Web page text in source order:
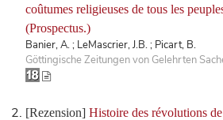
coûtumes religieuses de tous les
(Prospectus.)
Banier, A. ; LeMascrier, J.B. ; Picart, B.
Göttingische Zeitungen von Gelehrten
[Rezension] Histoire des révolutions